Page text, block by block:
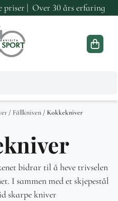
| Over 30 års erfaring
/ Fällkniven / Kokkekniver
bidrar til å heve trivselen
I sammen med et skjepestål
skarpe kniver